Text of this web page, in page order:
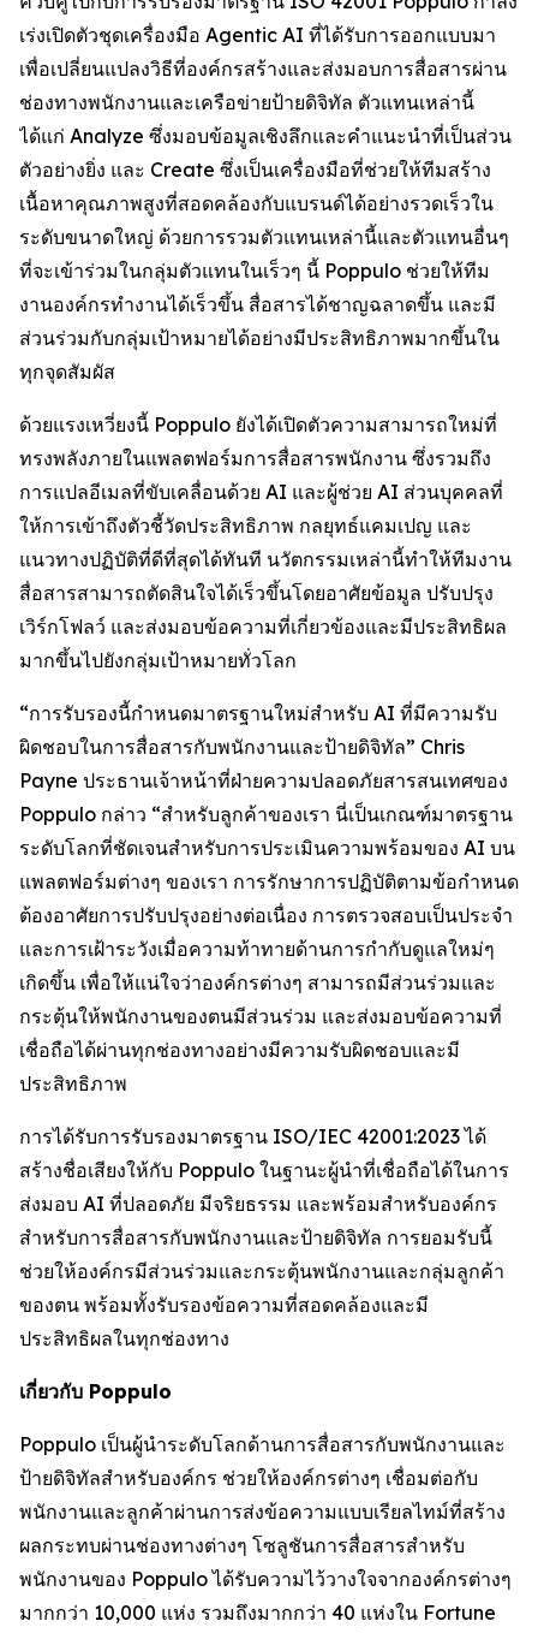
เร่งเปิดตัวชุดเครื่องมือ Agentic AI ที่ได้รับการออกแบบมา
เพื่อเปลี่ยนแปลงวิธีที่องค์กรสร้างและส่งมอบการสื่อสารผ่าน
ช่องทางพนักงานและเครือข่ายป้ายดิจิทัล ตัวแทนเหล่านี้
ได้แก่ Analyze ซึ่งมอบข้อมูลเชิงลึกและคำแนะนำที่เป็นส่วน
ตัวอย่างยิ่ง และ Create ซึ่งเป็นเครื่องมือที่ช่วยให้ทีมสร้าง
เนื้อหาคุณภาพสูงที่สอดคล้องกับแบรนด์ได้อย่างรวดเร็วใน
ระดับขนาดใหญ่ ด้วยการรวมตัวแทนเหล่านี้และตัวแทนอื่นๆ
ที่จะเข้าร่วมในกลุ่มตัวแทนในเร็วๆ นี้ Poppulo ช่วยให้ทีม
งานองค์กรทำงานได้เร็วขึ้น สื่อสารได้ชาญฉลาดขึ้น และมี
ส่วนร่วมกับกลุ่มเป้าหมายได้อย่างมีประสิทธิภาพมากขึ้นใน
ทุกจุดสัมผัส
ด้วยแรงเหวี่ยงนี้ Poppulo ยังได้เปิดตัวความสามารถใหม่ที่
ทรงพลังภายในแพลตฟอร์มการสื่อสารพนักงาน ซึ่งรวมถึง
การแปลอีเมลที่ขับเคลื่อนด้วย AI และผู้ช่วย AI ส่วนบุคคลที่
ให้การเข้าถึงตัวชี้วัดประสิทธิภาพ กลยุทธ์แคมเปญ และ
แนวทางปฏิบัติที่ดีที่สุดได้ทันที นวัตกรรมเหล่านี้ทำให้ทีมงาน
สื่อสารสามารถตัดสินใจได้เร็วขึ้นโดยอาศัยข้อมูล ปรับปรุง
เวิร์กโฟลว์ และส่งมอบข้อความที่เกี่ยวข้องและมีประสิทธิผล
มากขึ้นไปยังกลุ่มเป้าหมายทั่วโลก
“การรับรองนี้กำหนดมาตรฐานใหม่สำหรับ AI ที่มีความรับ
ผิดชอบในการสื่อสารกับพนักงานและป้ายดิจิทัล” Chris
Payne ประธานเจ้าหน้าที่ฝ่ายความปลอดภัยสารสนเทศของ
Poppulo กล่าว “สำหรับลูกค้าของเรา นี่เป็นเกณฑ์มาตรฐาน
ระดับโลกที่ชัดเจนสำหรับการประเมินความพร้อมของ AI บน
แพลตฟอร์มต่างๆ ของเรา การรักษาการปฏิบัติตามข้อกำหนด
ต้องอาศัยการปรับปรุงอย่างต่อเนื่อง การตรวจสอบเป็นประจำ
และการเฝ้าระวังเมื่อความท้าทายด้านการกำกับดูแลใหม่ๆ
เกิดขึ้น เพื่อให้แน่ใจว่าองค์กรต่างๆ สามารถมีส่วนร่วมและ
กระตุ้นให้พนักงานของตนมีส่วนร่วม และส่งมอบข้อความที่
เชื่อถือได้ผ่านทุกช่องทางอย่างมีความรับผิดชอบและมี
ประสิทธิภาพ
การได้รับการรับรองมาตรฐาน ISO/IEC 42001:2023 ได้
สร้างชื่อเสียงให้กับ Poppulo ในฐานะผู้นำที่เชื่อถือได้ในการ
ส่งมอบ AI ที่ปลอดภัย มีจริยธรรม และพร้อมสำหรับองค์กร
สำหรับการสื่อสารกับพนักงานและป้ายดิจิทัล การยอมรับนี้
ช่วยให้องค์กรมีส่วนร่วมและกระตุ้นพนักงานและกลุ่มลูกค้า
ของตน พร้อมทั้งรับรองข้อความที่สอดคล้องและมี
ประสิทธิผลในทุกช่องทาง
เกี่ยวกับ Poppulo
Poppulo เป็นผู้นำระดับโลกด้านการสื่อสารกับพนักงานและ
ป้ายดิจิทัลสำหรับองค์กร ช่วยให้องค์กรต่างๆ เชื่อมต่อกับ
พนักงานและลูกค้าผ่านการส่งข้อความแบบเรียลไทม์ที่สร้าง
ผลกระทบผ่านช่องทางต่างๆ โซลูชันการสื่อสารสำหรับ
พนักงานของ Poppulo ได้รับความไว้วางใจจากองค์กรต่างๆ
มากกว่า 10,000 แห่ง รวมถึงมากกว่า 40 แห่งใน Fortune